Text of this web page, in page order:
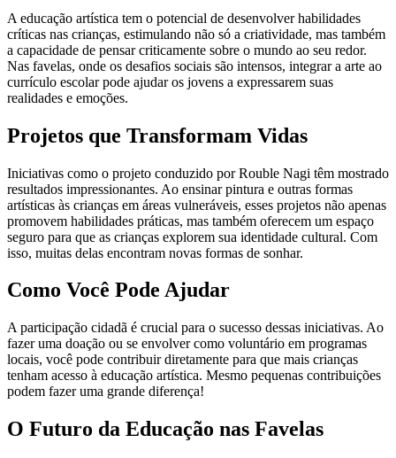
A educação artística tem o potencial de desenvolver habilidades
críticas nas crianças, estimulando não só a criatividade, mas também
a capacidade de pensar criticamente sobre o mundo ao seu redor.
Nas favelas, onde os desafios sociais são intensos, integrar a arte ao
currículo escolar pode ajudar os jovens a expressarem suas
realidades e emoções.
Projetos que Transformam Vidas
Iniciativas como o projeto conduzido por Rouble Nagi têm mostrado
resultados impressionantes. Ao ensinar pintura e outras formas
artísticas às crianças em áreas vulneráveis, esses projetos não apenas
promovem habilidades práticas, mas também oferecem um espaço
seguro para que as crianças explorem sua identidade cultural. Com
isso, muitas delas encontram novas formas de sonhar.
Como Você Pode Ajudar
A participação cidadã é crucial para o sucesso dessas iniciativas. Ao
fazer uma doação ou se envolver como voluntário em programas
locais, você pode contribuir diretamente para que mais crianças
tenham acesso à educação artística. Mesmo pequenas contribuições
podem fazer uma grande diferença!
O Futuro da Educação nas Favelas